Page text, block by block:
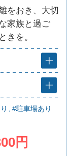
をおき、大切
家族と過ご
きを。
#駐車場あり
円